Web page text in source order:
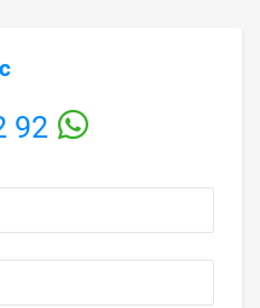
92